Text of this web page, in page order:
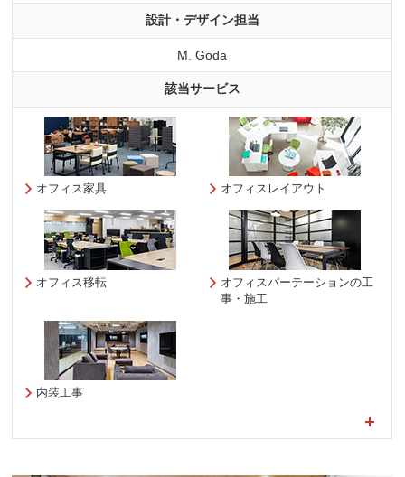
設計・デザイン担当
M. Goda
該当サービス
オフィス家具 オフィスレイアウト
オフィス移転
オフィスパーテーションの工
事・施工
内装工事